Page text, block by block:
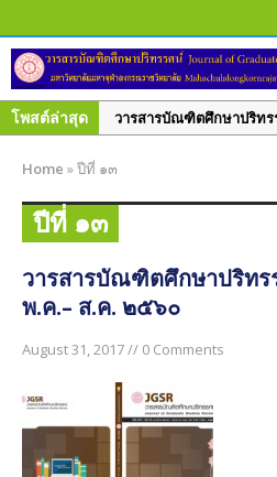
โพสต์ล่าสุด
วารสารบัณฑิตศึกษาปริท
วารสารบัณฑิตศึกษาปริทร
๒๕๖๑
วารสารบัณฑิตศึกษาปริทร
มิ.ย. – ก.ย. ๒๕๖๑
วารสารบัณฑิตศึกษาปริท
๒๕๖๑
วารสารบัณฑิตศึกษาปริทร
๒๕๖๐
Home »ปีที่ ๑๓
ปีที่ ๑๓
วารสารบัณฑิตศึกษาปริท
พ.ค.– ส.ค. ๒๕๖๐
August 31, 2017 // 0 Comments